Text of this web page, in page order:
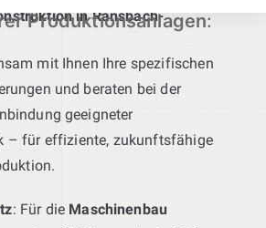
in Ransbach-
Produktionsanlagen:
mit Ihnen Ihre spezifischen
und beraten bei der
geeigneter
– für effiziente, zukunftsfähige
: Für die Maschinenbau